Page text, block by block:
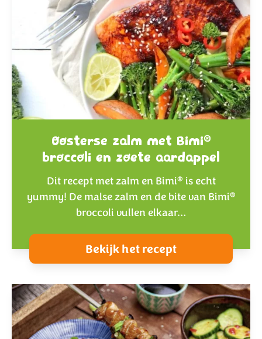
Oosterse zalm met Bimi®
broccoli en zoete aardappel
Dit recept met zalm en Bimi® is echt
yummy! De malse zalm en de bite van Bimi®
broccoli vullen elkaar…
Bekijk het recept